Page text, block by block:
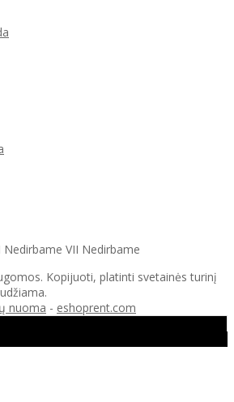
Nedirbame VII Nedirbame
Kopijuoti, platinti svetainės turinį
nuoma - eshoprent.com